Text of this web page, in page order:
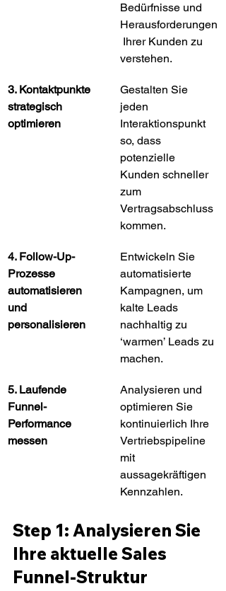
Bedürfnisse und
Herausforderungen
Ihrer Kunden zu
verstehen.
3. Kontaktpunkte
strategisch
optimieren
Gestalten Sie
jeden
Interaktionspunkt
so, dass
potenzielle
Kunden schneller
zum
Vertragsabschluss
kommen.
4. Follow-Up-
Prozesse
automatisieren
und
personalisieren
Entwickeln Sie
automatisierte
Kampagnen, um
kalte Leads
nachhaltig zu
‘warmen’ Leads zu
machen.
5. Laufende
Funnel-
Performance
messen
Analysieren und
optimieren Sie
kontinuierlich Ihre
Vertriebspipeline
mit
aussagekräftigen
Kennzahlen.
Step 1: Analysieren Sie
Ihre aktuelle Sales
Funnel-Struktur